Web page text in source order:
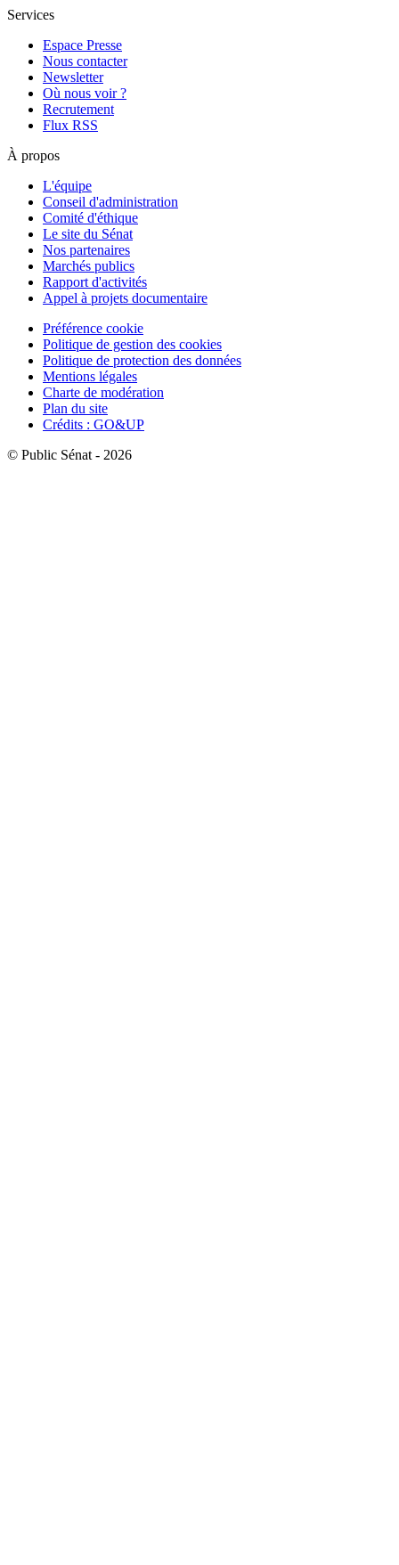
Services
Espace Presse
Nous contacter
Newsletter
Où nous voir ?
Recrutement
Flux RSS
À propos
L'équipe
Conseil d'administration
Comité d'éthique
Le site du Sénat
Nos partenaires
Marchés publics
Rapport d'activités
Appel à projets documentaire
Préférence cookie
Politique de gestion des cookies
Politique de protection des données
Mentions légales
Charte de modération
Plan du site
Crédits : GO&UP
© Public Sénat - 2026